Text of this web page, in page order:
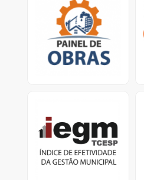
Mapa virtual que
permite que o cidadão
verifique obras em
atraso e/ou paralisadas.
Índice de Efetividade da
Gestão Municipal -
Dados e Relatórios